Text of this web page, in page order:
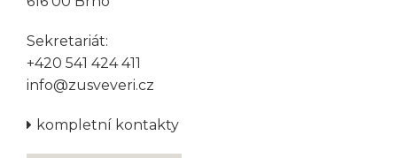
Sekretariát:
+420 541 424 411
info@zusveveri.cz
kompletní kontakty